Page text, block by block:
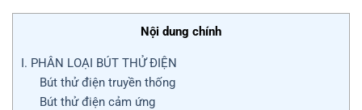
Nội dung chính
I. PHÂN LOẠI BÚT THỬ ĐIỆN
Bút thử điện truyền thống
Bút thử điện cảm ứng